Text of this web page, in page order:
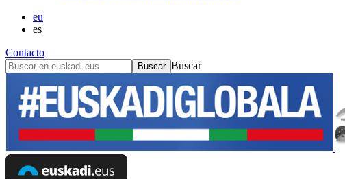
eu
es
Contacto
Buscar